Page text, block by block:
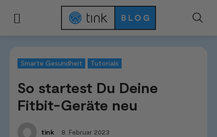
Smarte Gesundheit Tutorials
So startest Du Deine
Fitbit-Geräte neu
tink 8. Februar 2023